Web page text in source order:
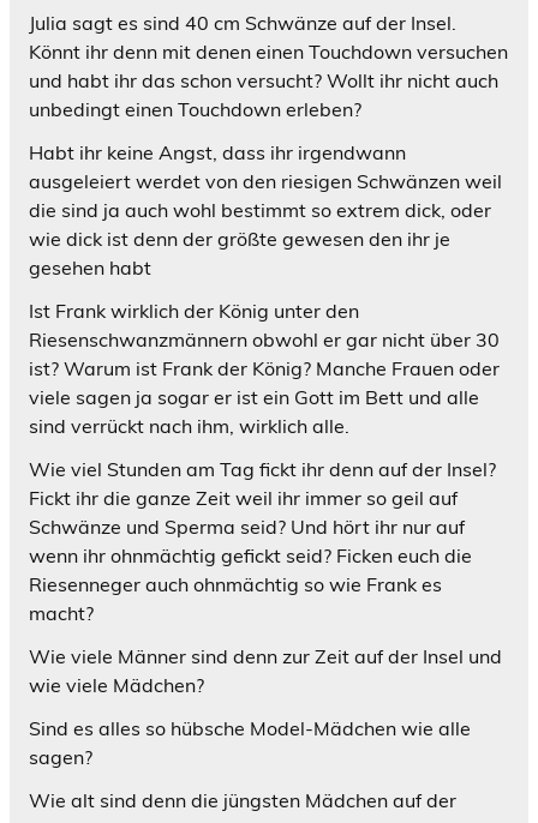
Julia sagt es sind 40 cm Schwänze auf der Insel.
Könnt ihr denn mit denen einen Touchdown versuchen
und habt ihr das schon versucht? Wollt ihr nicht auch
unbedingt einen Touchdown erleben?
Habt ihr keine Angst, dass ihr irgendwann
ausgeleiert werdet von den riesigen Schwänzen weil
die sind ja auch wohl bestimmt so extrem dick, oder
wie dick ist denn der größte gewesen den ihr je
gesehen habt
Ist Frank wirklich der König unter den
Riesenschwanzmännern obwohl er gar nicht über 30
ist? Warum ist Frank der König? Manche Frauen oder
viele sagen ja sogar er ist ein Gott im Bett und alle
sind verrückt nach ihm, wirklich alle.
Wie viel Stunden am Tag fickt ihr denn auf der Insel?
Fickt ihr die ganze Zeit weil ihr immer so geil auf
Schwänze und Sperma seid? Und hört ihr nur auf
wenn ihr ohnmächtig gefickt seid? Ficken euch die
Riesenneger auch ohnmächtig so wie Frank es
macht?
Wie viele Männer sind denn zur Zeit auf der Insel und
wie viele Mädchen?
Sind es alles so hübsche Model-Mädchen wie alle
sagen?
Wie alt sind denn die jüngsten Mädchen auf der